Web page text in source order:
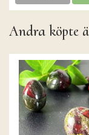
Andra köpte